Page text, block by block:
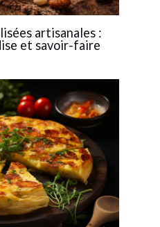
artisanales :
et savoir-faire